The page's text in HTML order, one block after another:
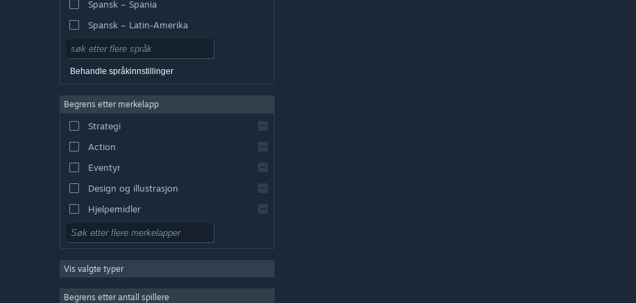
Spansk – Spania
Spansk – Latin-Amerika
Behandle språkinnstillinger
Begrens etter merkelapp
Strategi
Action
Eventyr
Design og illustrasjon
Hjelpemidler
Gratis å spille
Massivt flerspiller
Indie
Vis valgte typer
Begrens etter antall spillere